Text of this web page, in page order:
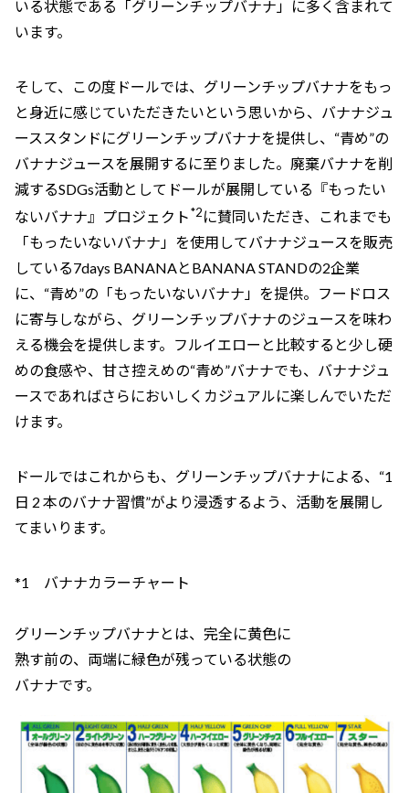
いる状態である「グリーンチップバナナ」に多く含まれて
います。
そして、この度ドールでは、グリーンチップバナナをもっ
と身近に感じていただきたいという思いから、バナナジュ
ーススタンドにグリーンチップバナナを提供し、“青め”の
バナナジュースを展開するに至りました。廃棄バナナを削
減するSDGs活動としてドールが展開している『もったい
ないバナナ』プロジェクト*2に賛同いただき、これまでも
「もったいないバナナ」を使用してバナナジュースを販売
している7days BANANAとBANANA STANDの2企業
に、“青め”の「もったいないバナナ」を提供。フードロス
に寄与しながら、グリーンチップバナナのジュースを味わ
える機会を提供します。フルイエローと比較すると少し硬
めの食感や、甘さ控えめの“青め”バナナでも、バナナジュ
ースであればさらにおいしくカジュアルに楽しんでいただ
けます。
ドールではこれからも、グリーンチップバナナによる、“1
日 2 本のバナナ習慣”がより浸透するよう、活動を展開し
てまいります。
*1 バナナカラーチャート
グリーンチップバナナとは、完全に黄色に
熟す前の、両端に緑色が残っている状態の
バナナです。